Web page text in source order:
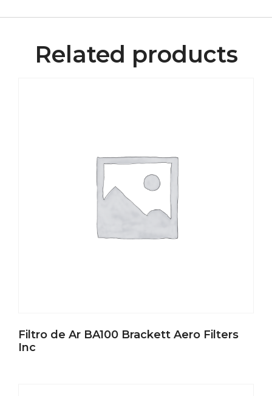
Related products
Filtro de Ar BA100 Brackett Aero Filters
Inc